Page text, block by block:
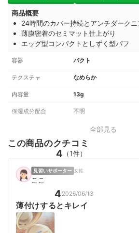
商品概要
24時間のカバー持続とアンチダーク
薄膜密着のセミマット仕上がり
エッグ型コンパクトとしずく型パフ
容器 パクト
テクスチャ なめらか
内容量 13g
保湿成分配合 不明
全部見る
この商品のクチコミ
4 （1件）
見習いサポーター 女性
ここ
4 2026/06/13
薄付けするとキレイ